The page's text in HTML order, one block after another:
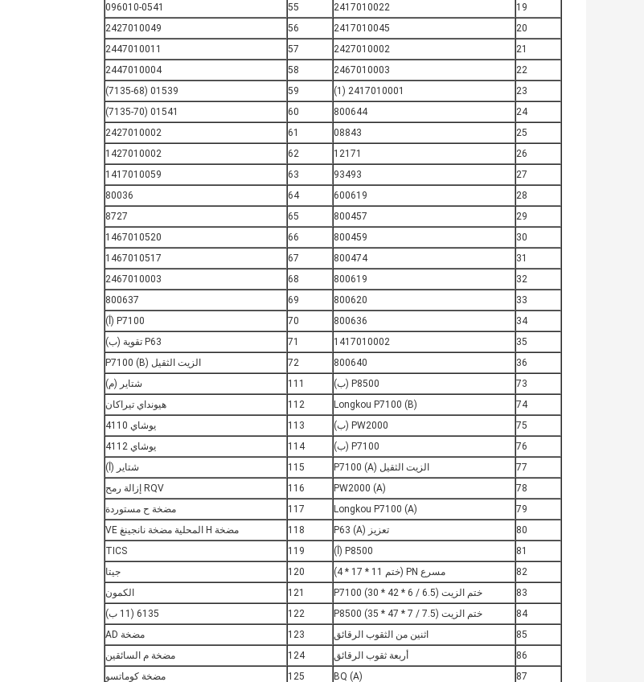
19
2417010022
55
096010-0541
20
2417010045
56
2427010049
21
2427010002
57
2447010011
22
2467010003
58
2447010004
23
2417010001 (1)
59
01539 (7135-68)
24
800644
60
01541 (7135-70)
25
08843
61
2427010002
26
12171
62
1427010002
27
93493
63
1417010059
28
600619
64
80036
29
800457
65
8727
30
800459
66
1467010520
31
800474
67
1467010517
32
800619
68
2467010003
33
800620
69
800637
34
800636
70
P7100 (أ)
35
1417010002
71
P63 تقوية (ب)
36
800640
72
الزيت الثقيل P7100 (B)
73
P8500 (ب) 111
شتاير (م)
74
Longkou P7100 (B)
112
هيونداي تيراكان
75
PW2000 (ب) 113
يوشاي 4110
76
P7100 (ب) 114
يوشاي 4112
77
الزيت الثقيل P7100 (A) 115
شتاير (أ)
78
PW2000 (A)
116
RQV إزالة رمح
79
Longkou P7100 (A)
117
مضخة ح مستوردة
80
تعزيز P63 (A) 118
مضخة H المحلية مضخة نانجينغ VE
81
P8500 (أ) 119
TICS
82
مسرع PN (ختم 11 * 17 * 4) 120
جيتا
83
ختم الزيت P7100 (30 * 42 * 6 / 6.5) 121
الكمون
84
ختم الزيت P8500 (35 * 47 * 7 / 7.5) 122
6135 (11 ب)
85
اثنين من الثقوب الرقائق 123
مضخة AD
86
أربعة ثقوب الرقائق 124
مضخة م السائقين
87
BQ (A)
125 مضخة كوماتسو